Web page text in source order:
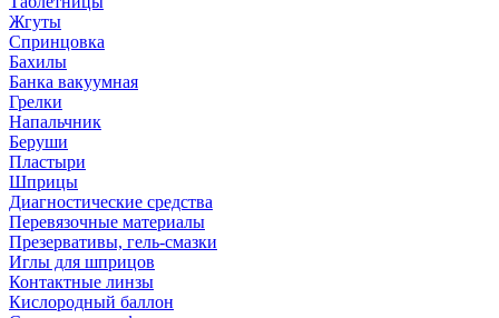
Жгуты
Спринцовка
Бахилы
Банка вакуумная
Грелки
Напальчник
Беруши
Пластыри
Шприцы
Диагностические средства
Перевязочные материалы
Презервативы, гель-смазки
Иглы для шприцов
Контактные линзы
Кислородный баллон